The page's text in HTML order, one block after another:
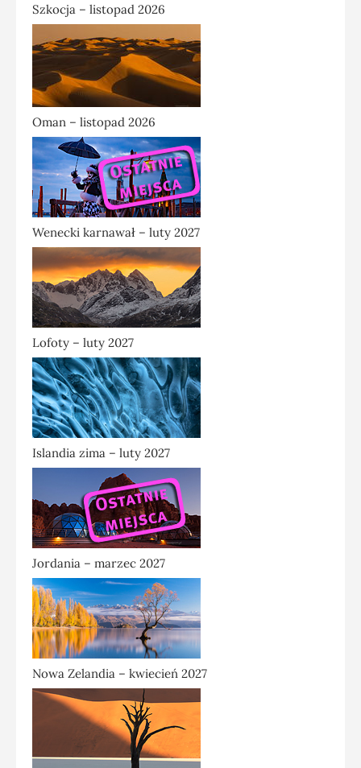
Szkocja – listopad 2026
Oman – listopad 2026
Wenecki karnawał – luty 2027
Lofoty – luty 2027
Islandia zima – luty 2027
Jordania – marzec 2027
Nowa Zelandia – kwiecień 2027